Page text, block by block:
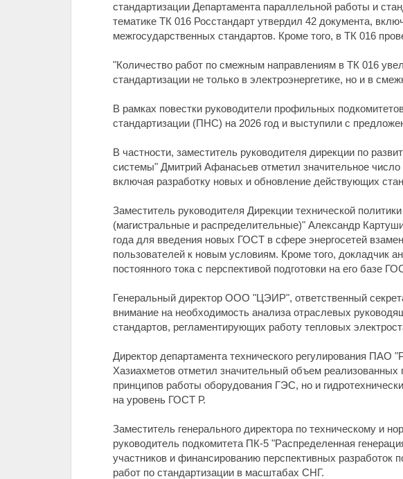
стандартизации Департамента параллельной работы и
тематике ТК 016 Росстандарт утвердил 42 документа,
межгосударственных стандартов. Кроме того, в ТК 016
"Количество работ по смежным направлениям в ТК 016
стандартизации не только в электроэнергетике, но и в
В рамках повестки руководители профильных
стандартизации (ПНС) на 2026 год и выступили с
В частности, заместитель руководителя дирекции по
системы" Дмитрий Афанасьев отметил значительное
включая разработку новых и обновление действующих
Заместитель руководителя Дирекции технической
(магистральные и распределительные)" Александр
года для введения новых ГОСТ в сфере энергосетей
пользователей к новым условиям. Кроме того, докладчик
постоянного тока с перспективой подготовки на его базе
Генеральный директор ООО "ЦЭИР", ответственный
внимание на необходимость анализа отраслевых
стандартов, регламентирующих работу тепловых
Директор департамента технического регулирования ПАО
Хазиахметов отметил значительный объем реализованных
принципов работы оборудования ГЭС, но и
на уровень ГОСТ Р.
Заместитель генерального директора по техническому и
руководитель подкомитета ПК-5 "Распределенная
участников и финансированию перспективных разработок
работ по стандартизации в масштабах СНГ.